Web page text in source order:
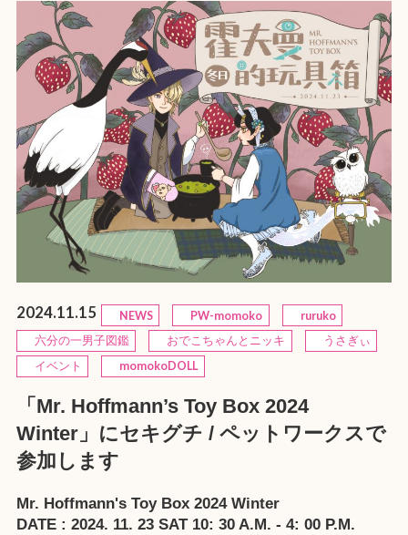
2024.11.15 NEWS PW-momoko
ruruko
六分の一男子図鑑
おでこちゃんとニッキ
うさぎぃ
イベント
momokoDOLL
「Mr. Hoffmann’s Toy Box 2024
Winter」にセキグチ / ペットワークスで
参加します
Mr. Hoffmann's Toy Box 2024 Winter
DATE : 2024. 11. 23 SAT 10: 30 A.M. - 4: 00 P.M.